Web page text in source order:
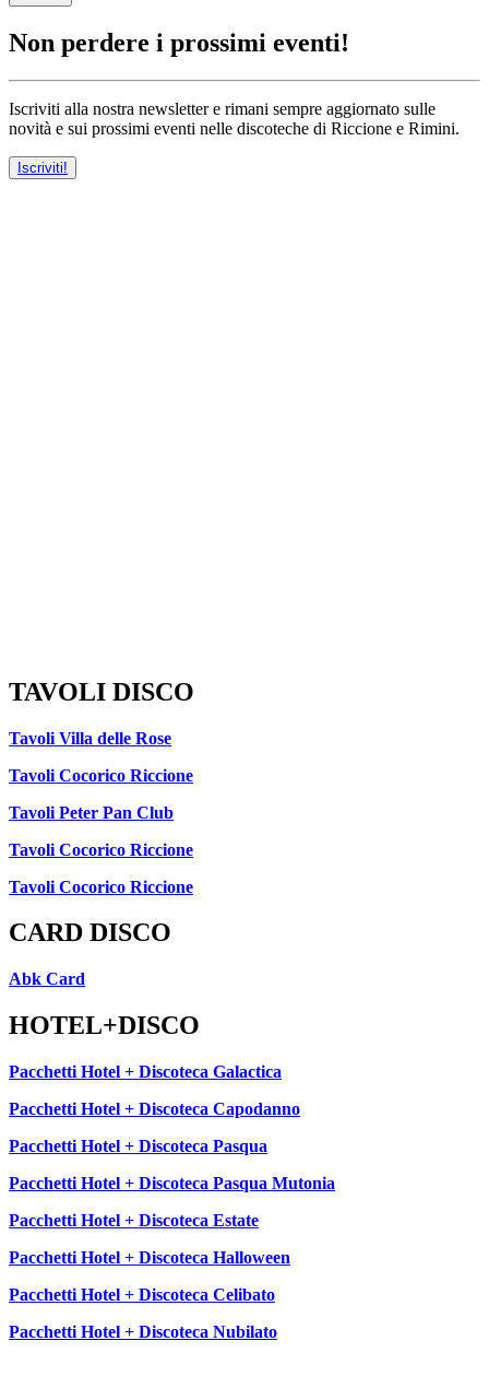
Non perdere i prossimi eventi!
Iscriviti alla nostra newsletter e rimani sempre aggiornato sulle
novità e sui prossimi eventi nelle discoteche di Riccione e Rimini.
Iscriviti!
TAVOLI DISCO
Tavoli Villa delle Rose
Tavoli Cocorico Riccione
Tavoli Peter Pan Club
Tavoli Cocorico Riccione
Tavoli Cocorico Riccione
CARD DISCO
Abk Card
HOTEL+DISCO
Pacchetti Hotel + Discoteca Galactica
Pacchetti Hotel + Discoteca Capodanno
Pacchetti Hotel + Discoteca Pasqua
Pacchetti Hotel + Discoteca Pasqua Mutonia
Pacchetti Hotel + Discoteca Estate
Pacchetti Hotel + Discoteca Halloween
Pacchetti Hotel + Discoteca Celibato
Pacchetti Hotel + Discoteca Nubilato